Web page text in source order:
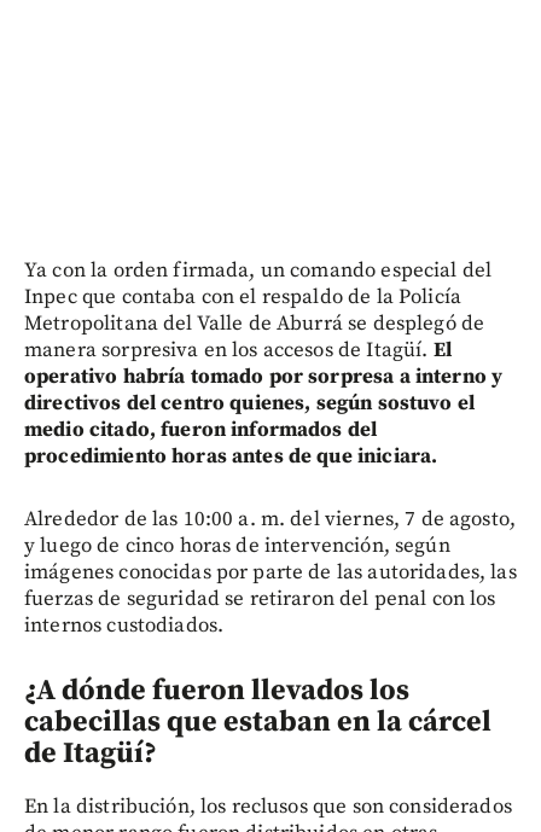
Ya con la orden firmada, un comando especial del
Inpec que contaba con el respaldo de la Policía
Metropolitana del Valle de Aburrá se desplegó de
manera sorpresiva en los accesos de Itagüí. El
operativo habría tomado por sorpresa a interno y
directivos del centro quienes, según sostuvo el
medio citado, fueron informados del
procedimiento horas antes de que iniciara.
Alrededor de las 10:00 a. m. del viernes, 7 de agosto,
y luego de cinco horas de intervención, según
imágenes conocidas por parte de las autoridades, las
fuerzas de seguridad se retiraron del penal con los
internos custodiados.
¿A dónde fueron llevados los
cabecillas que estaban en la cárcel
de Itagüí?
En la distribución, los reclusos que son considerados